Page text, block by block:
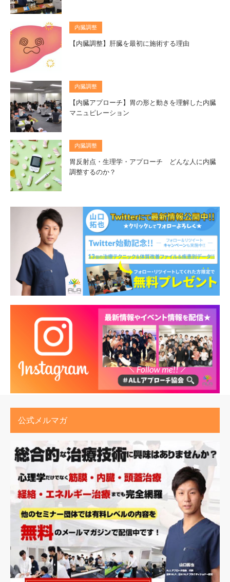
内臓調整
【内臓調整】肝臓を最初に施術する理由
内臓調整
【内臓アプローチ】胃の形と動きを理解した内臓
マニュピレーション
内臓調整
胃反射点・生理学・アプローチ どんな人に内臓
調整するのか？
公式メルマガ